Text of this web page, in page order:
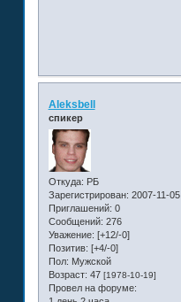
Aleksbell
спикер
Откуда: РБ
Зарегистрирован: 2007-11-05
Приглашений: 0
Сообщений: 276
Уважение: [+12/-0]
Позитив: [+4/-0]
Пол: Мужской
Возраст: 47 [1978-10-19]
Провел на форуме: